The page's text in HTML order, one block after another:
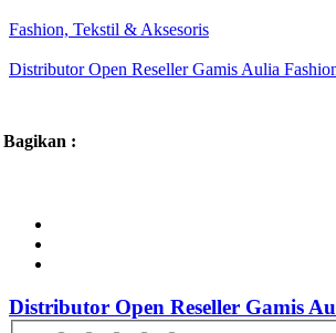
Fashion, Tekstil & Aksesoris
Distributor Open Reseller Gamis Aulia
Bagikan :
Distributor Open Reseller Gamis